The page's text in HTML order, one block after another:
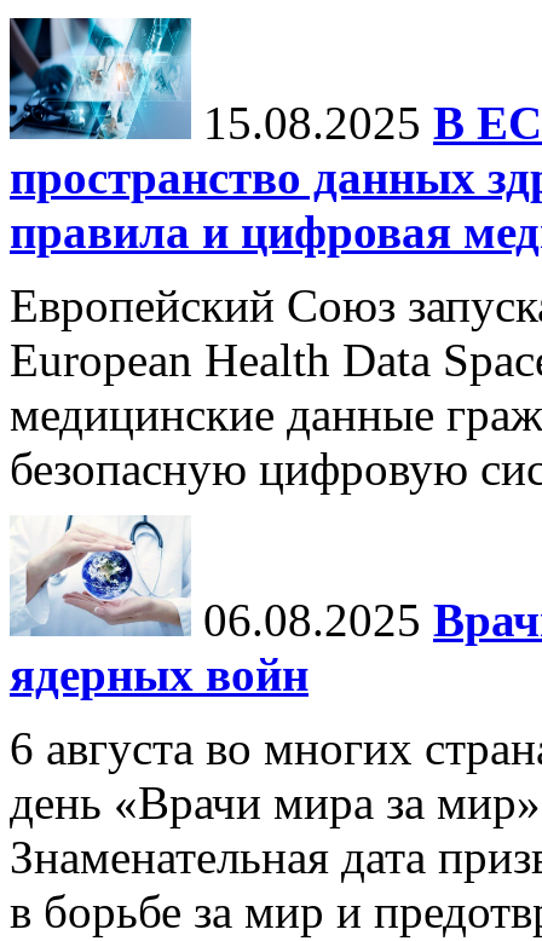
15.08.2025 В ЕС
пространство данных
правила и цифровая
Европейский Союз
European Health Data
медицинские данные
безопасную цифровую
06.08.2025
ядерных войн
6 августа во многих
день «Врачи мира за
Знаменательная дата
в борьбе за мир и